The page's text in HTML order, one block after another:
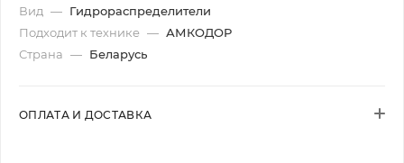
Вид — Гидрораспределители
Подходит к технике — АМКОДОР
Страна — Беларусь
ОПЛАТА И ДОСТАВКА